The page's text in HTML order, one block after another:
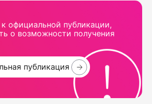
официальной публикации,
о возможности получения
публикация